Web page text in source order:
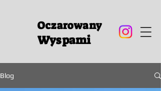
Oczarowany
Wyspami
Blog